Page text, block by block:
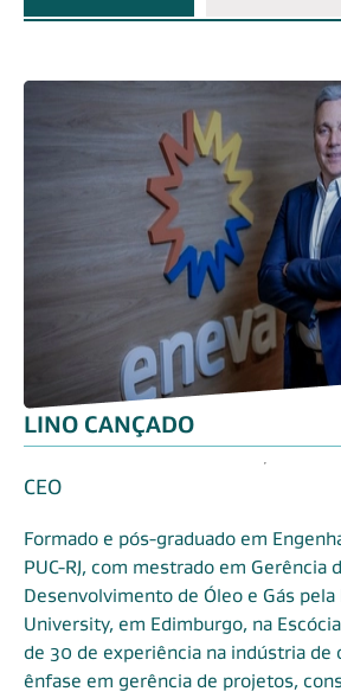
LINO CANÇADO
CEO
Formado e pós-graduado em
PUC-RJ, com mestrado em Gerência
Desenvolvimento de Óleo e Gás
University, em Edimburgo, na
de 30 de experiência na indústria de
ênfase em gerência de projetos,